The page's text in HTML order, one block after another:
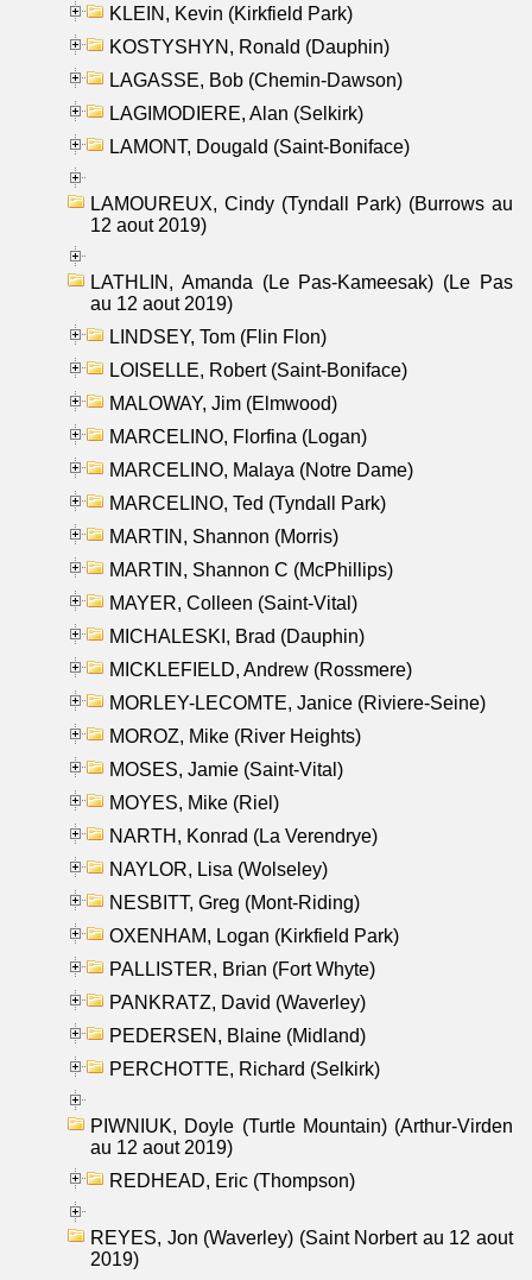
KLEIN, Kevin (Kirkfield Park)
KOSTYSHYN, Ronald (Dauphin)
LAGASSE, Bob (Chemin-Dawson)
LAGIMODIERE, Alan (Selkirk)
LAMONT, Dougald (Saint-Boniface)
LAMOUREUX, Cindy (Tyndall Park) (Burrows au
12 aout 2019)
LATHLIN, Amanda (Le Pas-Kameesak) (Le Pas
au 12 aout 2019)
LINDSEY, Tom (Flin Flon)
LOISELLE, Robert (Saint-Boniface)
MALOWAY, Jim (Elmwood)
MARCELINO, Florfina (Logan)
MARCELINO, Malaya (Notre Dame)
MARCELINO, Ted (Tyndall Park)
MARTIN, Shannon (Morris)
MARTIN, Shannon C (McPhillips)
MAYER, Colleen (Saint-Vital)
MICHALESKI, Brad (Dauphin)
MICKLEFIELD, Andrew (Rossmere)
MORLEY-LECOMTE, Janice (Riviere-Seine)
MOROZ, Mike (River Heights)
MOSES, Jamie (Saint-Vital)
MOYES, Mike (Riel)
NARTH, Konrad (La Verendrye)
NAYLOR, Lisa (Wolseley)
NESBITT, Greg (Mont-Riding)
OXENHAM, Logan (Kirkfield Park)
PALLISTER, Brian (Fort Whyte)
PANKRATZ, David (Waverley)
PEDERSEN, Blaine (Midland)
PERCHOTTE, Richard (Selkirk)
PIWNIUK, Doyle (Turtle Mountain) (Arthur-Virden
au 12 aout 2019)
REDHEAD, Eric (Thompson)
REYES, Jon (Waverley) (Saint Norbert au 12 aout
2019)